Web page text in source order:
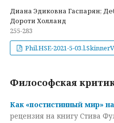
Диана Эдиковна Гаспарян;
Дороти Холланд
255-283
Phil.HSE-2021-5-
Философская
Как «постистинный мир»
рецензия на книгу Стива